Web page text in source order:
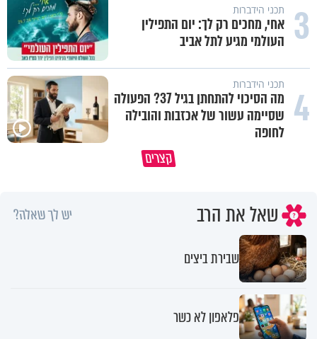
3 תכני הידברות
אחי, מחכים רק לך: יום התפילין
העולמי מגיע לתל אביב
4 תכני הידברות
מה הסיכוי להתחתן בגיל 37? הפעולה
שסיימה עשור של אכזבות והובילה
לחופה
קצריםתשתמש באהבה של השם לטובתך
פותחים פתח קטן - ומקבלים
שאל את הרב יש לך שאלה?
שבירת ביצים
פלאפון לא כשר